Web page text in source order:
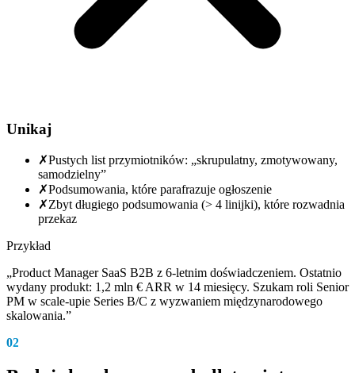
Unikaj
✗Pustych list przymiotników: „skrupulatny, zmotywowany,
samodzielny”
✗Podsumowania, które parafrazuje ogłoszenie
✗Zbyt długiego podsumowania (> 4 linijki), które rozwadnia
przekaz
Przykład
„Product Manager SaaS B2B z 6-letnim doświadczeniem. Ostatnio
wydany produkt: 1,2 mln € ARR w 14 miesięcy. Szukam roli Senior
PM w scale-upie Series B/C z wyzwaniem międzynarodowego
skalowania.”
02